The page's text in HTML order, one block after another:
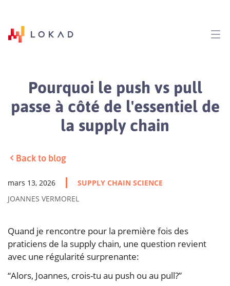
Pourquoi le push vs pull
passe à côté de l'essentiel de
la supply chain
Back to blog
mars 13, 2026
SUPPLY CHAIN SCIENCE
JOANNES VERMOREL
Quand je rencontre pour la première fois des
praticiens de la supply chain, une question revient
avec une régularité surprenante:
“Alors, Joannes, crois-tu au push ou au pull?”